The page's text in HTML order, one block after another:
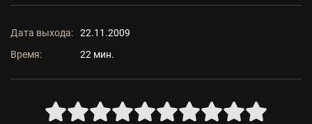
Дата выхода:
22.11.2009
Время:
22 мин.